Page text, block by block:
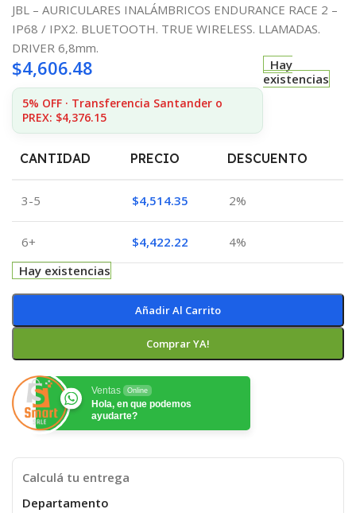
JBL – AURICULARES INALÁMBRICOS ENDURANCE RACE 2 –
IP68 / IPX2. BLUETOOTH. TRUE WIRELESS. LLAMADAS.
DRIVER 6,8mm.
$4,606.48
5% OFF · Transferencia Santander o
PREX: $4,376.15
Hay
existencias
CANTIDAD PRECIO DESCUENTO
3-5 $4,514.35 2%
6+ $4,422.22
4%
Hay existencias
Añadir Al Carrito
Comprar YA!
Ventas Online
Hola, en que podemos
ayudarte?
Calculá tu entrega
Departamento